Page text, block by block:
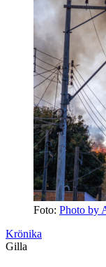
Foto: Photo by
Krönika
Gilla